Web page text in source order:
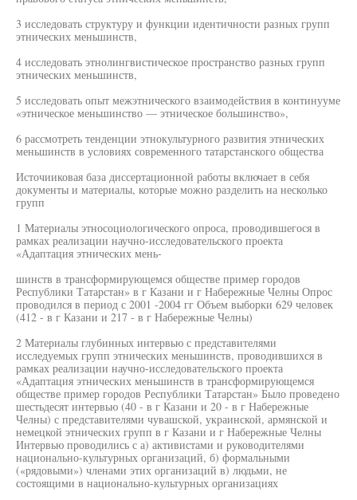
3 исследовать структуру и функции идентичности разных групп
этнических меньшинств,
4 исследовать этнолингвистическое пространство разных групп
этнических меньшинств,
5 исследовать опыт межэтнического взаимодействия в континууме
«этническое меньшинство — этническое большинство»,
6 рассмотреть тенденции этнокультурного развития этнических
меньшинств в условиях современного татарстанского общества
Источииковая база диссертационной работы включает в себя
документы и материалы, которые можно разделить на несколько
групп
1 Материалы этносоциологического опроса, проводившегося в
рамках реализации научно-исследовательского проекта
«Адаптация этнических мень-
шинств в трансформирующемся обществе пример городов
Республики Татарстан» в г Казани и г Набережные Челны Опрос
проводился в период с 2001 -2004 гг Объем выборки 629 человек
(412 - в г Казани и 217 - в г Набережные Челны)
2 Материалы глубинных интервью с представителями
исследуемых групп этнических меньшинств, проводившихся в
рамках реализации научно-исследовательского проекта
«Адаптация этнических меньшинств в трансформирующемся
обществе пример городов Республики Татарстан» Было проведено
шестьдесят интервью (40 - в г Казани и 20 - в г Набережные
Челны) с представителями чувашской, украинской, армянской и
немецкой этнических групп в г Казани и г Набережные Челны
Интервью проводились с а) активистами и руководителями
национально-культурных организаций, б) формальными
(«рядовыми») членами этих организаций в) людьми, не
состоящими в национально-культурных организациях